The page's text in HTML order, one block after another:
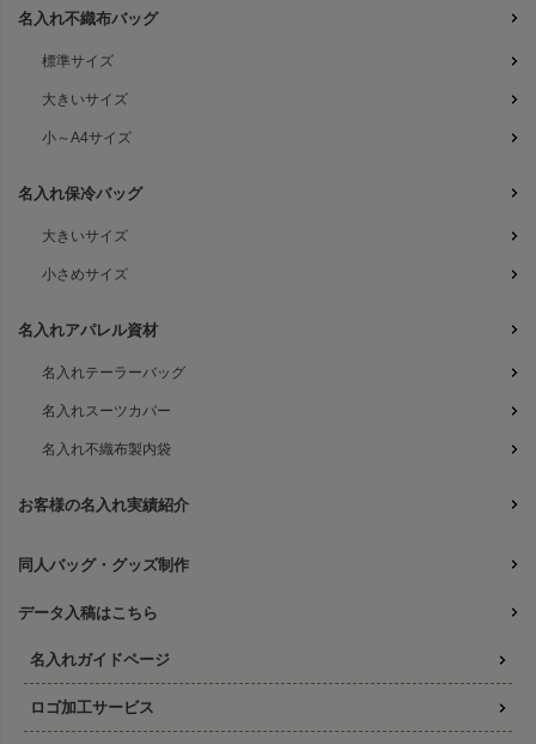
名入れ不織布バッグ
標準サイズ
大きいサイズ
小～A4サイズ
名入れ保冷バッグ
大きいサイズ
小さめサイズ
名入れアパレル資材
名入れテーラーバッグ
名入れスーツカバー
名入れ不織布製内袋
お客様の名入れ実績紹介
同人バッグ・グッズ制作
データ入稿はこちら
名入れガイドページ
ロゴ加工サービス